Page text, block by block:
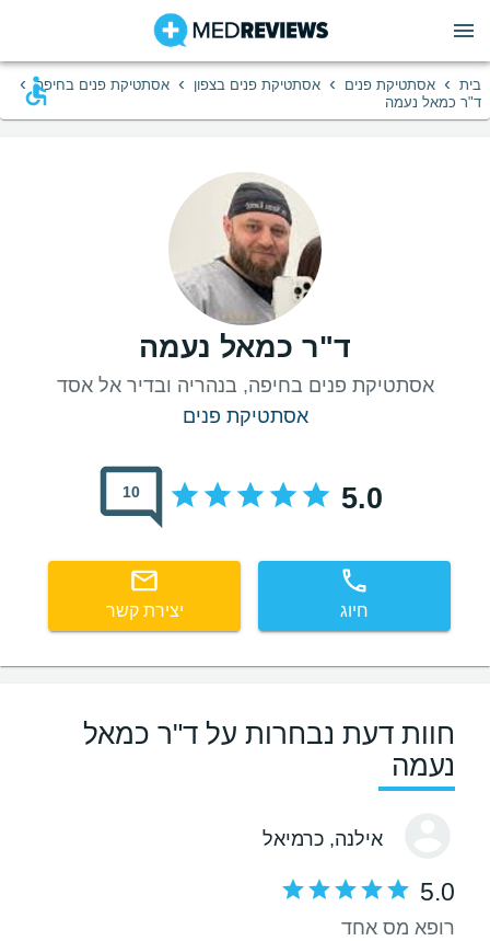
בית › אסתטיקת פנים › אסתטיקת פנים בצפון › אסתטיקת פנים בחיפה ›
ד"ר כמאל נעמה
ד"ר כמאל נעמה
אסתטיקת פנים בחיפה, בנהריה ובדיר אל אסד
אסתטיקת פנים
5.0
10
חיוג יצירת קשר
חוות דעת נבחרות על ד"ר כמאל
נעמה
אילנה, כרמיאל
5.0
רופא מס אחד